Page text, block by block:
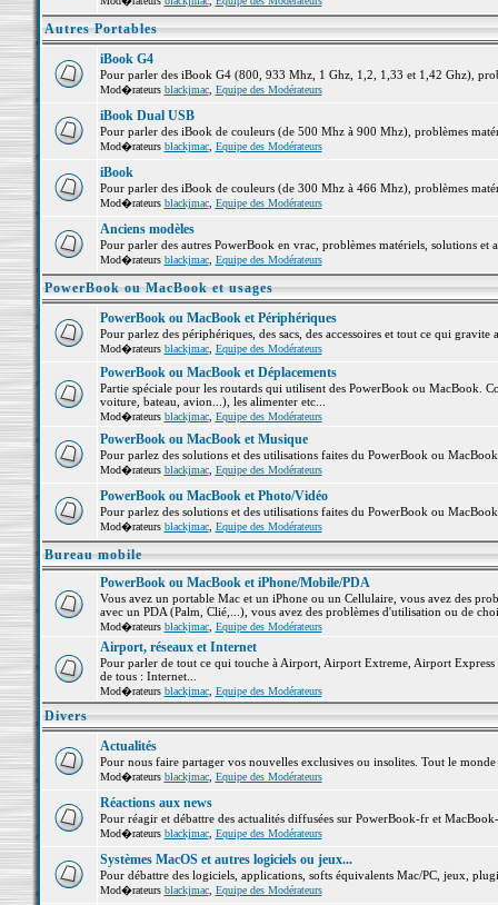
Autres Portables
iBook G4
Pour parler des iBook G4 (800, 933 Mhz, 1 Ghz, 1,2, 1,33 et 1,42 Ghz),
Mod�rateurs blackjmac, Equipe des Modérateurs
iBook Dual USB
Pour parler des iBook de couleurs (de 500 Mhz à 900 Mhz), problèmes
Mod�rateurs blackjmac, Equipe des Modérateurs
iBook
Pour parler des iBook de couleurs (de 300 Mhz à 466 Mhz), problèmes
Mod�rateurs blackjmac, Equipe des Modérateurs
Anciens modèles
Pour parler des autres PowerBook en vrac, problèmes matériels, solutions et
Mod�rateurs blackjmac, Equipe des Modérateurs
PowerBook ou MacBook et usages
PowerBook ou MacBook et Périphériques
Pour parlez des périphériques, des sacs, des accessoires et tout ce qui
Mod�rateurs blackjmac, Equipe des Modérateurs
PowerBook ou MacBook et Déplacements
Partie spéciale pour les routards qui utilisent des PowerBook ou MacBook.
voiture, bateau, avion...), les alimenter etc...
Mod�rateurs blackjmac, Equipe des Modérateurs
PowerBook ou MacBook et Musique
Pour parlez des solutions et des utilisations faites du PowerBook ou
Mod�rateurs blackjmac, Equipe des Modérateurs
PowerBook ou MacBook et Photo/Vidéo
Pour parlez des solutions et des utilisations faites du PowerBook ou
Mod�rateurs blackjmac, Equipe des Modérateurs
Bureau mobile
PowerBook ou MacBook et iPhone/Mobile/PDA
Vous avez un portable Mac et un iPhone ou un Cellulaire, vous avez des
avec un PDA (Palm, Clié,...), vous avez des problèmes d'utilisation ou de
Mod�rateurs blackjmac, Equipe des Modérateurs
Airport, réseaux et Internet
Pour parler de tout ce qui touche à Airport, Airport Extreme, Airport
de tous : Internet...
Mod�rateurs blackjmac, Equipe des Modérateurs
Divers
Actualités
Pour nous faire partager vos nouvelles exclusives ou insolites. Tout le
Mod�rateurs blackjmac, Equipe des Modérateurs
Réactions aux news
Pour réagir et débattre des actualités diffusées sur PowerBook-fr et
Mod�rateurs blackjmac, Equipe des Modérateurs
Systèmes MacOS et autres logiciels ou jeux...
Pour débattre des logiciels, applications, softs équivalents Mac/PC, jeux,
Mod�rateurs blackjmac, Equipe des Modérateurs